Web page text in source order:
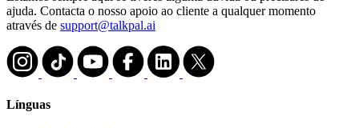
ajuda. Contacta o nosso apoio ao cliente a qualquer momento
através de support@talkpal.ai
Línguas